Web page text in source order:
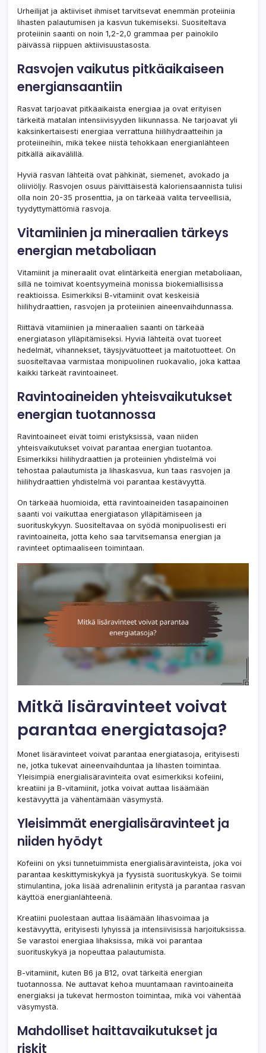
Urheilijat ja aktiiviset ihmiset tarvitsevat enemmän proteiinia
lihasten palautumisen ja kasvun tukemiseksi. Suositeltava
proteiinin saanti on noin 1,2-2,0 grammaa per painokilo
päivässä riippuen aktiivisuustasosta.
Rasvojen vaikutus pitkäaikaiseen
energiansaantiin
Rasvat tarjoavat pitkäaikaista energiaa ja ovat erityisen
tärkeitä matalan intensiivisyyden liikunnassa. Ne tarjoavat yli
kaksinkertaisesti energiaa verrattuna hiilihydraatteihin ja
proteiineihin, mikä tekee niistä tehokkaan energianlähteen
pitkällä aikavälillä.
Hyviä rasvan lähteitä ovat pähkinät, siemenet, avokado ja
oliiviöljy. Rasvojen osuus päivittäisestä kaloriensaannista tulisi
olla noin 20-35 prosenttia, ja on tärkeää valita terveellisiä,
tyydyttymättömiä rasvoja.
Vitamiinien ja mineraalien tärkeys
energian metaboliaan
Vitamiinit ja mineraalit ovat elintärkeitä energian metaboliaan,
sillä ne toimivat koentsyymeinä monissa biokemiallisissa
reaktioissa. Esimerkiksi B-vitamiinit ovat keskeisiä
hiilihydraattien, rasvojen ja proteiinien aineenvaihdunnassa.
Riittävä vitamiinien ja mineraalien saanti on tärkeää
energiatason ylläpitämiseksi. Hyviä lähteitä ovat tuoreet
hedelmät, vihannekset, täysjyvätuotteet ja maitotuotteet. On
suositeltavaa varmistaa monipuolinen ruokavalio, joka kattaa
kaikki tärkeät ravintoaineet.
Ravintoaineiden yhteisvaikutukset
energian tuotannossa
Ravintoaineet eivät toimi eristyksissä, vaan niiden
yhteisvaikutukset voivat parantaa energian tuotantoa.
Esimerkiksi hiilihydraattien ja proteiinien yhdistelmä voi
tehostaa palautumista ja lihaskasvua, kun taas rasvojen ja
hiilihydraattien yhdistelmä voi parantaa kestävyyttä.
On tärkeää huomioida, että ravintoaineiden tasapainoinen
saanti voi vaikuttaa energiatason ylläpitämiseen ja
suorituskykyyn. Suositeltavaa on syödä monipuolisesti eri
ravintoaineita, jotta keho saa tarvitsemansa energian ja
ravinteet optimaaliseen toimintaan.
Mitkä lisäravinteet voivat
parantaa energiatasoja?
Monet lisäravinteet voivat parantaa energiatasoja, erityisesti
ne, jotka tukevat aineenvaihduntaa ja lihasten toimintaa.
Yleisimpiä energialisäravinteita ovat esimerkiksi kofeiini,
kreatiini ja B-vitamiinit, jotka voivat auttaa lisäämään
kestävyyttä ja vähentämään väsymystä.
Yleisimmät energialisäravinteet ja
niiden hyödyt
Kofeiini on yksi tunnetuimmista energialisäravinteista, joka voi
parantaa keskittymiskykyä ja fyysistä suorituskykyä. Se toimii
stimulantina, joka lisää adrenaliinin eritystä ja parantaa rasvan
käyttöä energianlähteenä.
Kreatiini puolestaan auttaa lisäämään lihasvoimaa ja
kestävyyttä, erityisesti lyhyissä ja intensiivisissä harjoituksissa.
Se varastoi energiaa lihaksissa, mikä voi parantaa
suorituskykyä ja nopeuttaa palautumista.
B-vitamiinit, kuten B6 ja B12, ovat tärkeitä energian
tuotannossa. Ne auttavat kehoa muuntamaan ravintoaineita
energiaksi ja tukevat hermoston toimintaa, mikä voi vähentää
väsymystä.
Mahdolliset haittavaikutukset ja
riskit